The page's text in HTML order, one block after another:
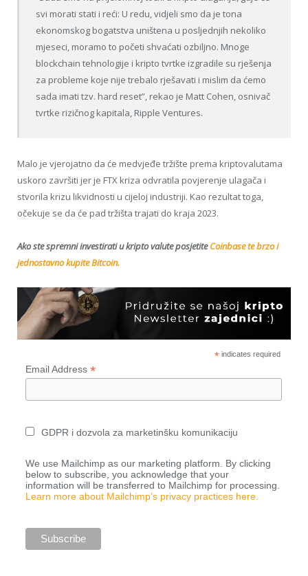
svi morati stati i reći: U redu, vidjeli smo da je tona
ekonomskog bogatstva uništena u posljednjih nekoliko
mjeseci, moramo to početi shvaćati ozbiljno. Mnoge
blockchain tehnologije i kripto tvrtke izgradile su rješenja
za probleme koje nije trebalo rješavati i mislim da ćemo
sada imati tzv. hard reset”, rekao je Matt Cohen, osnivač
tvrtke rizičnog kapitala, Ripple Ventures.
Malo je vjerojatno da će medvjeđe tržište prema kriptovalutama
uskoro završiti jer je FTX kriza odvratila povjerenje ulagača i
stvorila krizu likvidnosti u cijeloj industriji. Kao rezultat toga,
očekuje se da će pad tržišta trajati do kraja 2023.
Ako ste spremni investirati u kripto valute posjetiteCoinbase te brzo i
jednostavno kupite Bitcoin.
*indicates required
Email Address *
GDPR i dozvola za marketinšku komunikaciju
We use Mailchimp as our marketing platform. By clicking
below to subscribe, you acknowledge that your
information will be transferred to Mailchimp for processing.
Learn more about Mailchimp’s privacy practices here.